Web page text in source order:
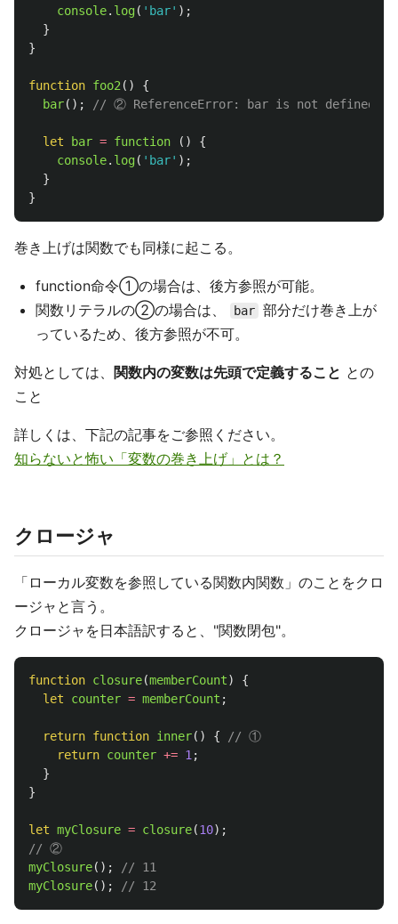
console. log( ' bar' );
}
}
function foo2 ()
{
bar(); // ② ReferenceError: bar is not defined
let bar = function ()
{
console. log( ' bar' );
}
}
巻き上げは関数でも同様に起こる。
function命令①の場合は、後方参照が可能。
関数リテラルの②の場合は、
bar 部分だけ巻き上が
っているため、後方参照が不可。
対処としては、 関数内の変数は先頭で定義すること との
こと
詳しくは、下記の記事をご参照ください。
知らないと怖い「変数の巻き上げ」とは？
クロージャ
「ローカル変数を参照している関数内関数」のことをクロ
ージャと言う。
クロージャを日本語訳すると、"関数閉包"。
function closure(memberCount)
{
let
counter = memberCount ;
return function inner() {
// ①
return counter += 1 ;
}
}
let myClosure = closure(10);
// ②
myClosure();
// 11
myClosure(); // 12